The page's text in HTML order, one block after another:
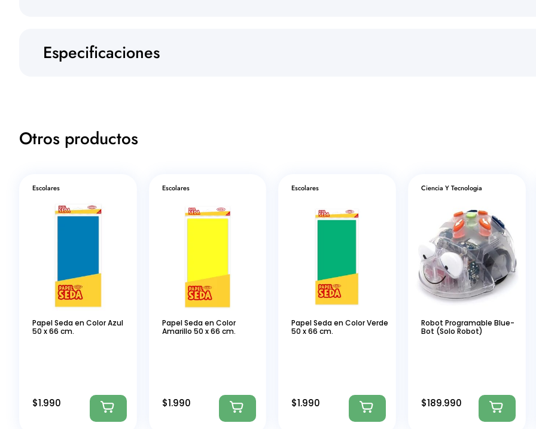
Especificaciones
Otros productos
Escolares
Papel Seda en Color Azul
50 x 66 cm.
$1.990
Escolares
Papel Seda en Color
Amarillo 50 x 66 cm.
$1.990
Escolares
Papel Seda en Color Verde
50 x 66 cm.
$1.990
Ciencia Y Tecnologia
Robot Programable Blue-
Bot (Solo Robot)
$189.990